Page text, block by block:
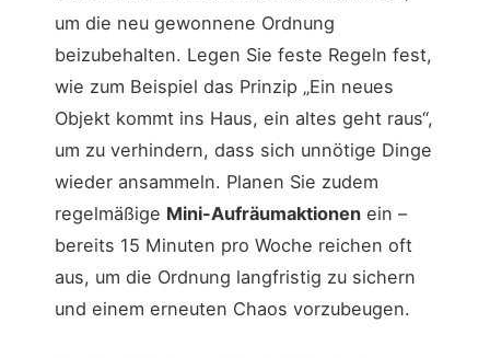
um die neu gewonnene Ordnung
beizubehalten. Legen Sie feste Regeln fest,
wie zum Beispiel das Prinzip „Ein neues
Objekt kommt ins Haus, ein altes geht raus“,
um zu verhindern, dass sich unnötige Dinge
wieder ansammeln. Planen Sie zudem
regelmäßige Mini-Aufräumaktionen ein –
bereits 15 Minuten pro Woche reichen oft
aus, um die Ordnung langfristig zu sichern
und einem erneuten Chaos vorzubeugen.